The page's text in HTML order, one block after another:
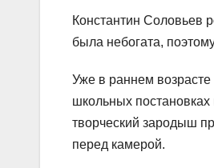
Константин Соловьев
была небогата,
Уже в раннем возрасте
школьных
творческий зародыш
перед камерой.